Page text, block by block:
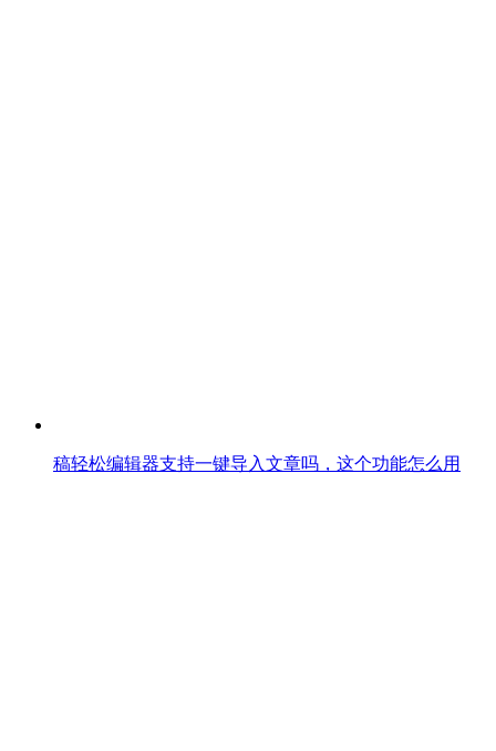
稿轻松编辑器支持一键导入文章吗，这个功能怎么用